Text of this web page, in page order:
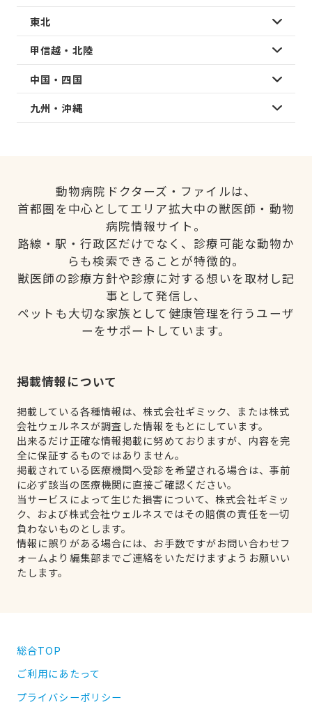
東北
甲信越・北陸
中国・四国
九州・沖縄
動物病院ドクターズ・ファイルは、
首都圏を中心としてエリア拡大中の獣医師・動物
病院情報サイト。
路線・駅・行政区だけでなく、診療可能な動物か
らも検索できることが特徴的。
獣医師の診療方針や診療に対する想いを取材し記
事として発信し、
ペットも大切な家族として健康管理を行うユーザ
ーをサポートしています。
掲載情報について
掲載している各種情報は、株式会社ギミック、または株式
会社ウェルネスが調査した情報をもとにしています。
出来るだけ正確な情報掲載に努めておりますが、内容を完
全に保証するものではありません。
掲載されている医療機関へ受診を希望される場合は、事前
に必ず該当の医療機関に直接ご確認ください。
当サービスによって生じた損害について、株式会社ギミッ
ク、および株式会社ウェルネスではその賠償の責任を一切
負わないものとします。
情報に誤りがある場合には、お手数ですがお問い合わせフ
ォームより編集部までご連絡をいただけますようお願いい
たします。
総合TOP
ご利用にあたって
プライバシーポリシー